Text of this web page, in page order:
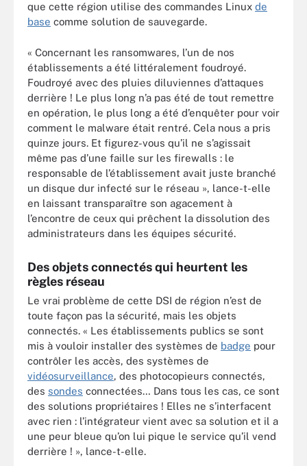
que cette région utilise des commandes Linux de
base comme solution de sauvegarde.
« Concernant les ransomwares, l’un de nos
établissements a été littéralement foudroyé.
Foudroyé avec des pluies diluviennes d’attaques
derrière ! Le plus long n’a pas été de tout remettre
en opération, le plus long a été d’enquêter pour voir
comment le malware était rentré. Cela nous a pris
quinze jours. Et figurez-vous qu’il ne s’agissait
même pas d’une faille sur les firewalls : le
responsable de l’établissement avait juste branché
un disque dur infecté sur le réseau », lance-t-elle
en laissant transparaître son agacement à
l’encontre de ceux qui prêchent la dissolution des
administrateurs dans les équipes sécurité.
Des objets connectés qui heurtent les
règles réseau
Le vrai problème de cette DSI de région n’est de
toute façon pas la sécurité, mais les objets
connectés. « Les établissements publics se sont
mis à vouloir installer des systèmes de badge pour
contrôler les accès, des systèmes de
vidéosurveillance, des photocopieurs connectés,
des sondes connectées… Dans tous les cas, ce sont
des solutions propriétaires ! Elles ne s’interfacent
avec rien : l’intégrateur vient avec sa solution et il a
une peur bleue qu’on lui pique le service qu’il vend
derrière ! », lance-t-elle.